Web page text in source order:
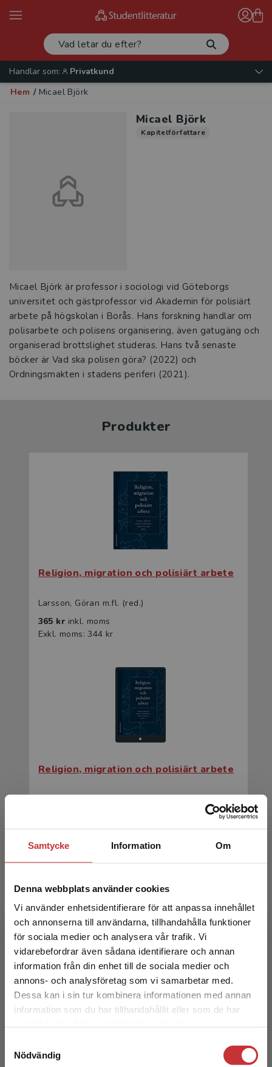
Samtycke Information Om
Denna webbplats använder cookies
Vi använder enhetsidentifierare för att anpassa innehållet
och annonserna till användarna, tillhandahålla funktioner
för sociala medier och analysera vår trafik. Vi
vidarebefordrar även sådana identifierare och annan
information från din enhet till de sociala medier och
annons- och analysföretag som vi samarbetar med.
Dessa kan i sin tur kombinera informationen med annan
information som du har tillhandahållit eller som de har
Nödvändig
Begränsad fraktregion
Det verkar som att du besöker
studentlitteratur.se via en enhet utanför Sverige.
Vi erbjuder inte leveranser utanför Sverige. För
att kunna slutföra ett köp måste
Handlar som:
Privatkund
Hem / Micael Björk
Micael Björk
Kapitelförfattare
Micael Björk är professor i sociologi vid Göteborgs
universitet och gästprofessor vid Akademin för polisiärt
arbete på högskolan i Borås. Hans forskning handlar om
polisarbete och polisens organisering, även gatugäng och
organiserad brottslighet studeras. Hans två senaste
böcker är Vad ska polisen göra? (2022) och
Ordningsmakten i stadens periferi (2021).
Produkter
Religion, migration och polisiärt arbete
Larsson, Göran m.fl. (red.)
365 kr inkl. moms
Exkl. moms: 344 kr
Religion, migration och polisiärt arbete
Exkl. moms: 213 kr
Sociologins klassiker
Eklund, L - Isenberg, B (red.)
436 krinkl. moms
Exkl. moms: 411 kr